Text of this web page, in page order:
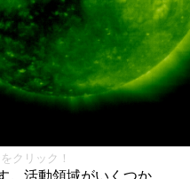
クリック！
。活動領域がいくつか